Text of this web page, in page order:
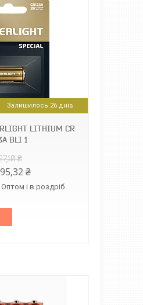
Залишилось 26 днів
LITHIUM CR
BLI 1
₴
95,32 ₴
Оптом і в роздріб